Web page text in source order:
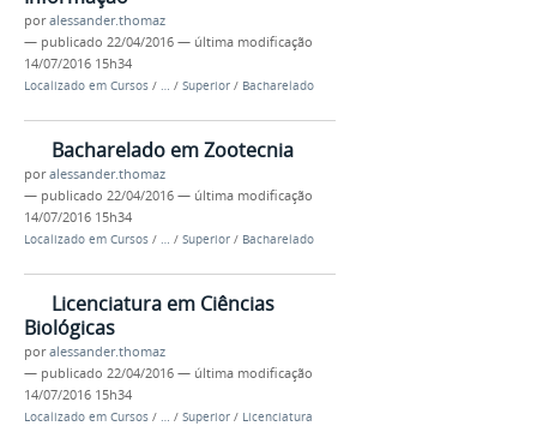
poralessander.thomaz
— publicado 22/04/2016 — última modificação
14/07/2016 15h34
Localizado em Cursos / … / Superior / Bacharelado
Bacharelado em Zootecnia
poralessander.thomaz
— publicado 22/04/2016 — última modificação
14/07/2016 15h34
Localizado em Cursos / … / Superior / Bacharelado
Licenciatura em Ciências
Biológicas
poralessander.thomaz
— publicado 22/04/2016 — última modificação
14/07/2016 15h34
Localizado em Cursos / … / Superior / Licenciatura